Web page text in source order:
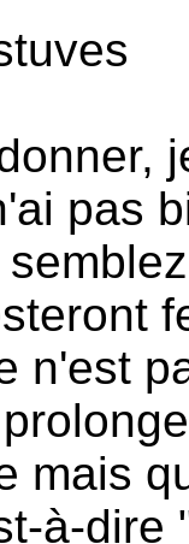
pas
n'est
mais
à-dire